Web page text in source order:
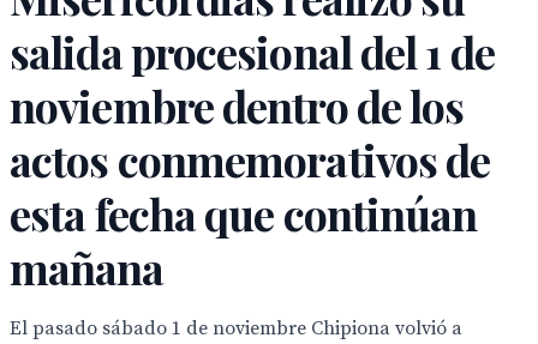
salida procesional del 1 de
noviembre dentro de los
actos conmemorativos de
esta fecha que continúan
mañana
El pasado sábado 1 de noviembre Chipiona volvió a